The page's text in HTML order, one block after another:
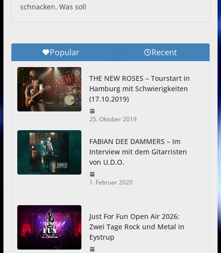
schnacken. Was soll
Popular Recent
THE NEW ROSES – Tourstart in
Hamburg mit Schwierigkeiten
(17.10.2019)
25. Oktober 2019
FABIAN DEE DAMMERS – Im
Interview mit dem Gitarristen
von U.D.O.
1. Februar 2020
Just For Fun Open Air 2026:
Zwei Tage Rock und Metal in
Eystrup